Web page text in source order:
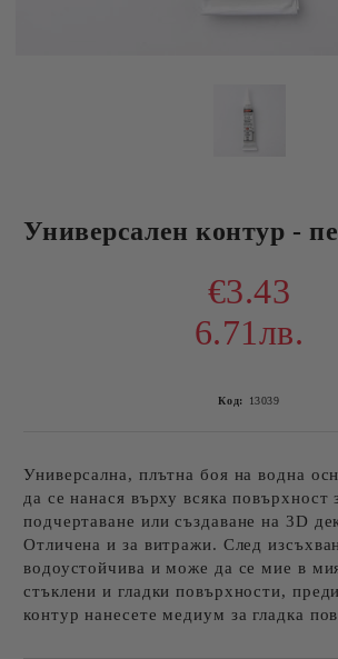
Универсален контур -
€3.43
6.71лв.
Код: 13039
Универсална, плътна боя на водна
да се нанася върху всяка повърхност
подчертаване или създаване на 3D
Отличена и за витражи. След
водоустойчива и може да се мие в
стъклени и гладки повърхности,
контур нанесете медиум за гладка